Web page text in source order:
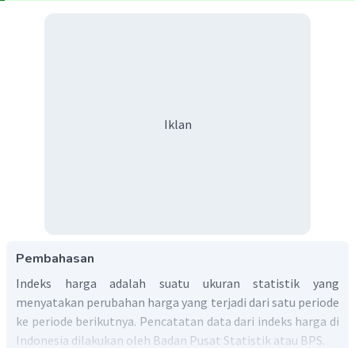
Iklan
Pembahasan
Indeks harga adalah suatu ukuran statistik yang
menyatakan perubahan harga yang terjadi dari satu periode
ke periode berikutnya. Pencatatan data dari indeks harga di
Indonesia dilakukan oleh Badan Pusat Statistik atau BPS.